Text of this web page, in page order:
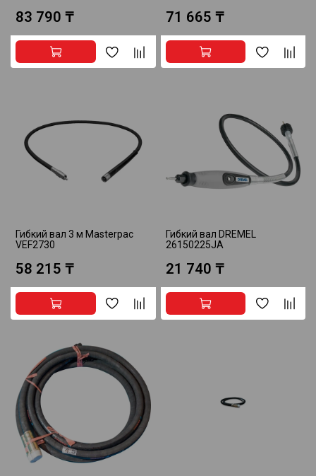
83 790 ₸ 71 665 ₸
Гибкий вал 3 м Masterpac
VEF2730
58 215 ₸
Гибкий вал DREMEL
26150225JA
21 740 ₸